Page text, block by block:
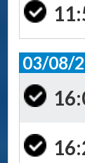
03/08/